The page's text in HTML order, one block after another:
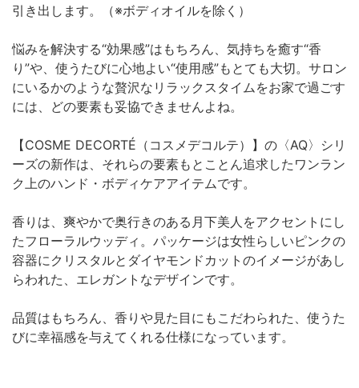
引き出します。（※ボディオイルを除く）
悩みを解決する“効果感”はもちろん、気持ちを癒す“香
り”や、使うたびに心地よい“使用感”もとても大切。サロン
にいるかのような贅沢なリラックスタイムをお家で過ごす
には、どの要素も妥協できませんよね。
【COSME DECORTÉ（コスメデコルテ）】の〈AQ〉シリ
ーズの新作は、それらの要素もとことん追求したワンラン
ク上のハンド・ボディケアアイテムです。
香りは、爽やかで奥行きのある月下美人をアクセントにし
たフローラルウッディ。パッケージは女性らしいピンクの
容器にクリスタルとダイヤモンドカットのイメージがあし
らわれた、エレガントなデザインです。
品質はもちろん、香りや見た目にもこだわられた、使うた
びに幸福感を与えてくれる仕様になっています。